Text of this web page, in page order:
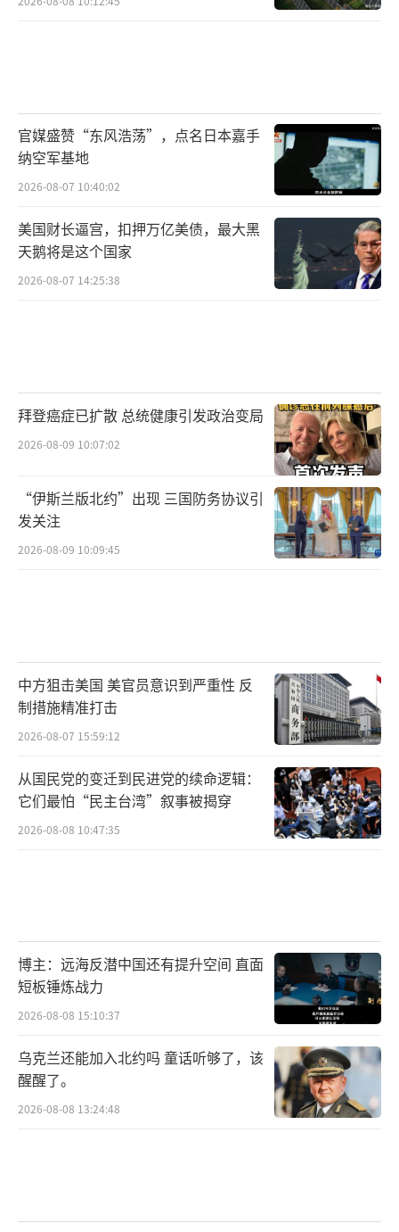
官媒盛赞“东风浩荡”，点名日本嘉手
纳空军基地
2026-08-07 10:40:02
美国财长逼宫，扣押万亿美债，最大黑
天鹅将是这个国家
2026-08-07 14:25:38
拜登癌症已扩散 总统健康引发政治变局
2026-08-09 10:07:02
“伊斯兰版北约”出现 三国防务协议引
发关注
2026-08-09 10:09:45
中方狙击美国 美官员意识到严重性 反
制措施精准打击
2026-08-07 15:59:12
从国民党的变迁到民进党的续命逻辑：
它们最怕“民主台湾”叙事被揭穿
2026-08-08 10:47:35
博主：远海反潜中国还有提升空间 直面
短板锤炼战力
2026-08-08 15:10:37
乌克兰还能加入北约吗 童话听够了，该
醒醒了。
2026-08-08 13:24:48